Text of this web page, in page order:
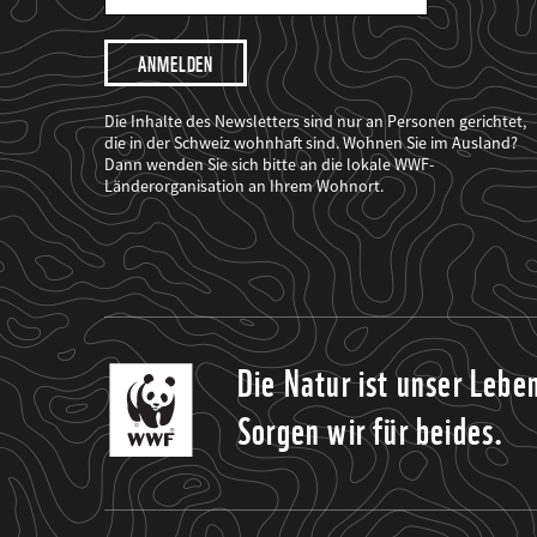
Mail
Adresse
Ich
möchte,
dass
der
WWF
mich
über
seine
Projekte
informiert.
Die Inhalte des Newsletters sind nur an Personen gerichtet,
die in der Schweiz wohnhaft sind. Wohnen Sie im Ausland?
Dann wenden Sie sich bitte an die lokale WWF-
Länderorganisation an Ihrem Wohnort.
Die Natur ist unser
Sorgen wir für beides.